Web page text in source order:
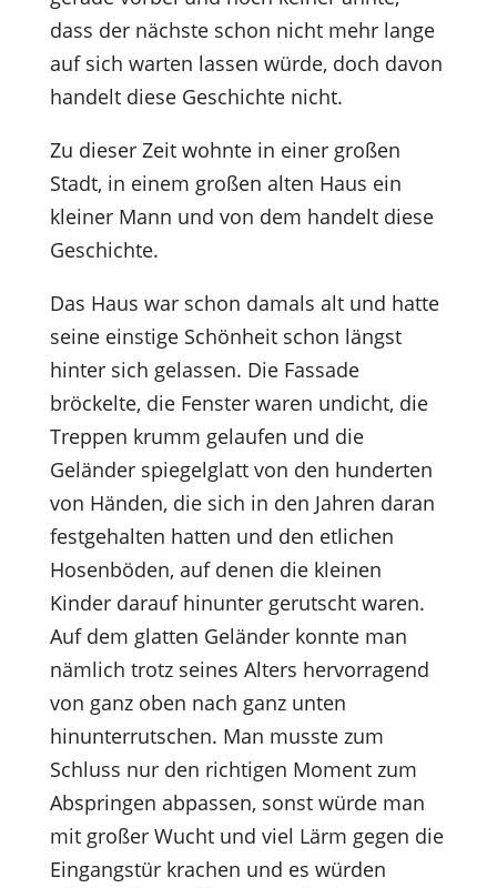
dass der nächste schon nicht mehr lange
auf sich warten lassen würde, doch davon
handelt diese Geschichte nicht.
Zu dieser Zeit wohnte in einer großen
Stadt, in einem großen alten Haus ein
kleiner Mann und von dem handelt diese
Geschichte.
Das Haus war schon damals alt und hatte
seine einstige Schönheit schon längst
hinter sich gelassen. Die Fassade
bröckelte, die Fenster waren undicht, die
Treppen krumm gelaufen und die
Geländer spiegelglatt von den hunderten
von Händen, die sich in den Jahren daran
festgehalten hatten und den etlichen
Hosenböden, auf denen die kleinen
Kinder darauf hinunter gerutscht waren.
Auf dem glatten Geländer konnte man
nämlich trotz seines Alters hervorragend
von ganz oben nach ganz unten
hinunterrutschen. Man musste zum
Schluss nur den richtigen Moment zum
Abspringen abpassen, sonst würde man
mit großer Wucht und viel Lärm gegen die
Eingangstür krachen und es würden